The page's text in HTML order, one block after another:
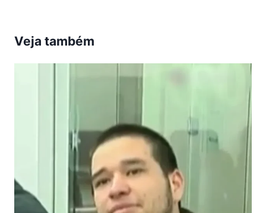
Veja também